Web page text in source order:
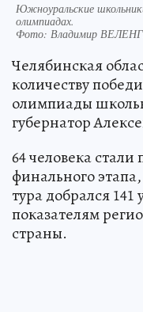
Южноуральские
олимпиадах.
Фото: Владимир
Челябинская
количеству
олимпиады
губернатор
64 человека
финального
тура добрался
показателям
страны.